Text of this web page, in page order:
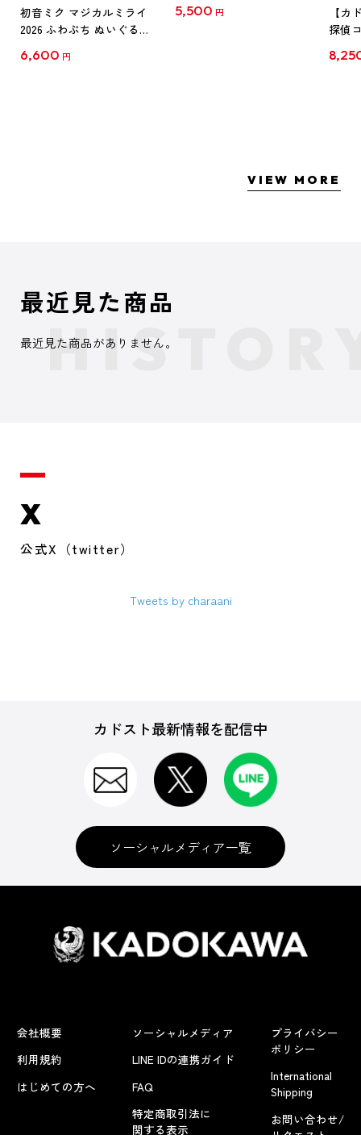
初音ミク マジカルミライ
2026 ふわぷち ぬいぐるみ
6,600 円
5,500 円
【カ
探偵
クリ
VIEW MORE
最近見た商品
最近見た商品がありません。
X
公式X（twitter）
Tweets by charaani
カドスト最新情報を配信中
ソーシャルメディア一覧
会社概要
利用規約
はじめての方へ
ソーシャルメディア
LINE IDの連携ガイド
FAQ
特定商取引法に
関する表示
プライバシー
ポリシー
International
Shipping
お問い合わせ/